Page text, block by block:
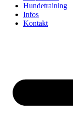
Hundetraining
Infos
Kontakt